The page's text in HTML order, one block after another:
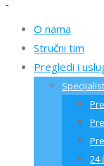
O nama
Stručni tim
Pregledi i
24